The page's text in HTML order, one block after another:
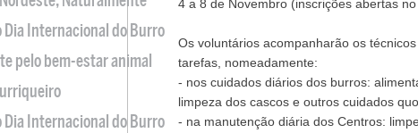
4 a 8 de Novembro (inscrições abertas
Os voluntários acompanharão os
tarefas, nomeadamente:
- nos cuidados diários dos burros:
limpeza dos cascos e outros cuidados
- na manutenção diária dos Centros:
Dia Internacional do Burro
pelo bem-estar animal
Dia Internacional do Burro